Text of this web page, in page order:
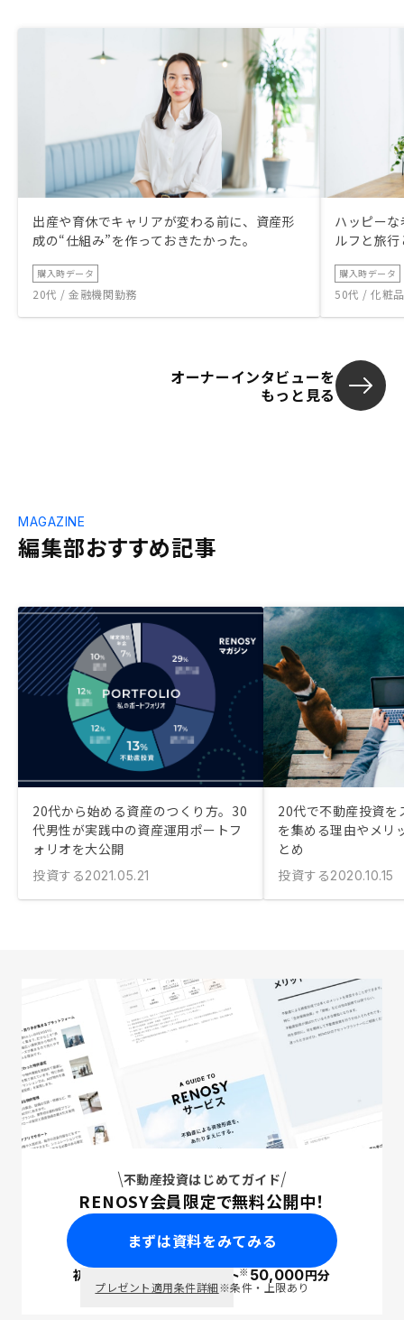
出産や育休でキャリアが変わる前に、資産形
成の“仕組み”を作っておきたかった。
購入時データ
20代 / 金融機関勤務
ハッピー
ルフと旅
購入時データ
50代 / 化粧
オーナーインタビューを
もっと見る
編集部おすすめ記事
MAGAZINE
20代から始める資産のつくり方。30
代男性が実践中の資産運用ポートフ
ォリオを大公開
投資する2021.05.21
20代で不動産投資を
を集める理由やメリ
とめ
投資する2020.10.15
不動産投資はじめてガイド
RENOSY会員限定で無料公開中！
まずは資料をみてみる
初回面談で ポイント※50,000円分
プレゼント適用条件詳細※条件・上限あり